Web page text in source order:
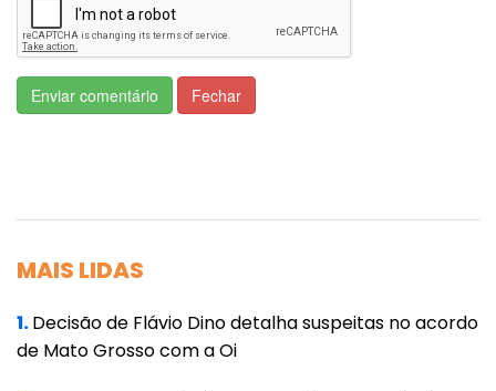
visitantes.
Por sua vez, a qualificação no âmbito do PPI,
além de confirmar o caráter estratégico dos
ainda, a ampla divulgação que amplia a
As informações são da Secretaria-Geral da
Enviar comentário Fechar
MAIS LIDAS
1.Decisão de Flávio Dino detalha suspeitas no acordo
de Mato Grosso com a Oi